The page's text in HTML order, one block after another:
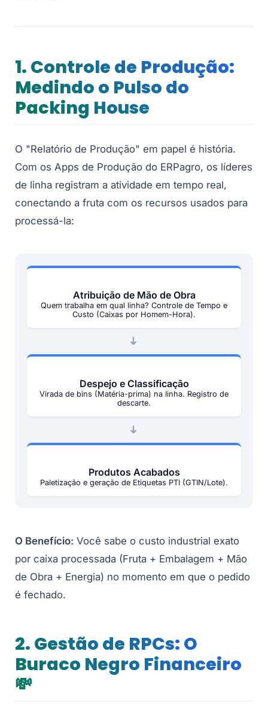
1. Controle de Produção:
Medindo o Pulso do
Packing House
O "Relatório de Produção" em papel é história.
Com os Apps de Produção do ERPagro, os líderes
de linha registram a atividade em tempo real,
conectando a fruta com os recursos usados para
processá-la:
Atribuição de Mão de Obra
Quem trabalha em qual linha? Controle de Tempo e
Custo (Caixas por Homem-Hora).
➜
Despejo e Classificação
Virada de bins (Matéria-prima) na linha. Registro de
descarte.
➜
Produtos Acabados
Paletização e geração de Etiquetas PTI (GTIN/Lote).
O Benefício: Você sabe o custo industrial exato
por caixa processada (Fruta + Embalagem + Mão
de Obra + Energia) no momento em que o pedido
é fechado.
2. Gestão de RPCs: O
Buraco Negro Financeiro
💸